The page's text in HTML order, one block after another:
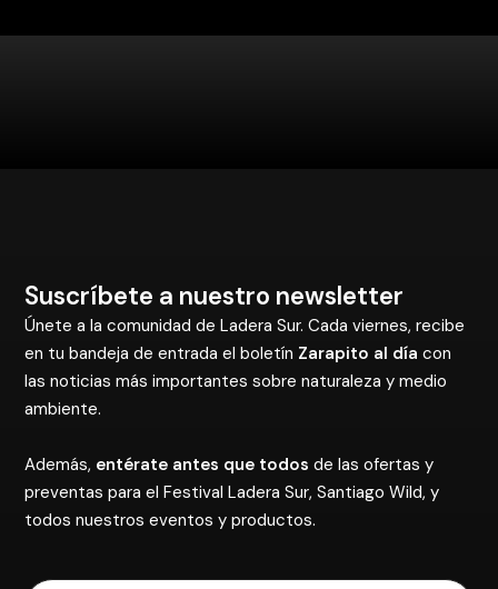
Suscríbete a nuestro newsletter
Únete a la comunidad de Ladera Sur. Cada viernes, recibe
en tu bandeja de entrada el boletín Zarapito al día con
las noticias más importantes sobre naturaleza y medio
ambiente.
Además, entérate antes que todos de las ofertas y
preventas para el Festival Ladera Sur, Santiago Wild, y
todos nuestros eventos y productos.